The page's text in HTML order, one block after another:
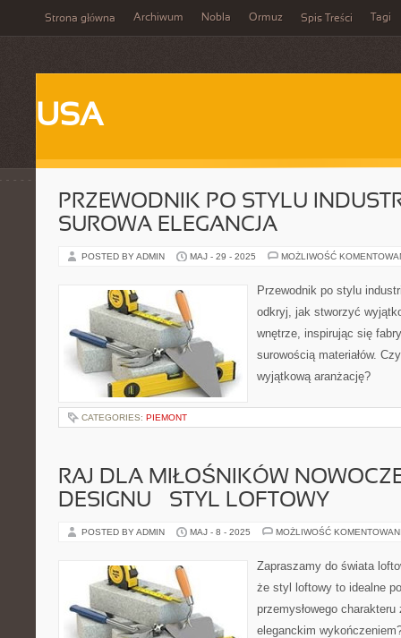
Strona główna Archiwum Nobla Ormuz Spis Treści Tagi
USA
PRZEWODNIK PO STYLU
SUROWA ELEGANCJA
POSTED BY ADMIN MAJ - 29 - 2025 MOŻLIWOŚĆ
Przewodnik po stylu
odkryj, jak stworzyć
wnętrze, inspirując się
surowością materiałów.
wyjątkową aranżację?
CATEGORIES: PIEMONT
RAJ DLA MIŁOŚNIKÓW
DESIGNU – STYL LOFTOWY
POSTED BY ADMIN MAJ - 8 - 2025 MOŻLIWOŚĆ
Zapraszamy do świata
że styl loftowy to idealne
przemysłowego
eleganckim